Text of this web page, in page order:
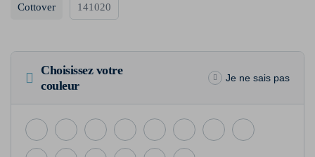
Cottover 141020
Choisissez votre
couleur
Je ne sais pas